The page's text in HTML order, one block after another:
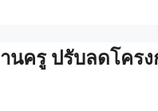
ครู ปรับลดโครง